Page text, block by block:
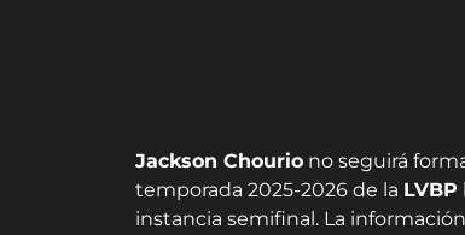
Jackson Chourio no seguirá
temporada 2025-2026 de la LVBP
instancia semifinal. La